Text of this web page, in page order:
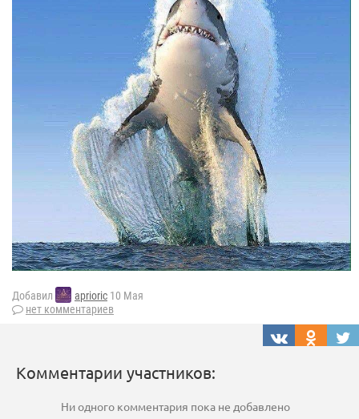
Добавил aprioric 10 Мая
нет комментариев
Комментарии участников:
Ни одного комментария пока не добавлено